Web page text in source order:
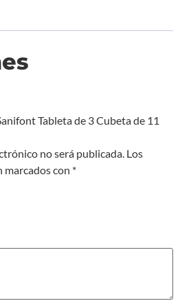
Tableta de 3 Cubeta de 11
no será publicada. Los
marcados con *